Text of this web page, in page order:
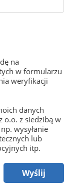
na
w formularzu
weryfikacji
danych
o.o. z siedzibą w
wysyłanie
lub
itp.
Wyślij